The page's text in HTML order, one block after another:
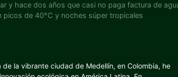
y hace dos años que casi no paga factura de
de 40°C y noches súper tropicales
la vibrante ciudad de Medellín, en Colombia, he